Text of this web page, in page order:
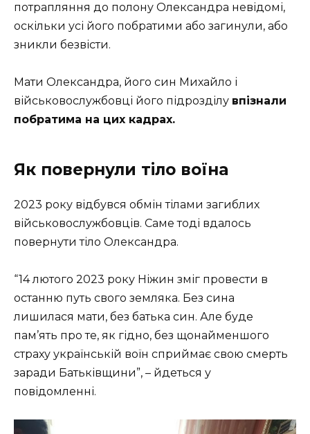
потрапляння до полону Олександра невідомі,
оскільки усі його побратими або загинули, або
зникли безвісти.
Мати Олександра, його син Михайло і
військовослужбовці його підрозділу впізнали
побратима на цих кадрах.
Як повернули тіло воїна
2023 року відбувся обмін тілами загиблих
військовослужбовців. Саме тоді вдалось
повернути тіло Олександра.
“14 лютого 2023 року Ніжин зміг провести в
останню путь свого земляка. Без сина
лишилася мати, без батька син. Але буде
пам’ять про те, як гідно, без щонайменшого
страху українській воїн сприймає свою смерть
заради Батьківщини”, – йдеться у
повідомленні.